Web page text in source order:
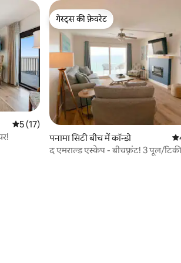
औसत रेटिंग 5 में से 5, 17 समीक्षाएँ
5 (17)
गेस्ट्स की फ़ेवरेट
गेस्ट्स की फ़ेवरेट
पनामा सिटी बीच में कॉन्डो
द एमराल्ड एस्केप - बीचफ़्रंट! 3 पूल/टिकी